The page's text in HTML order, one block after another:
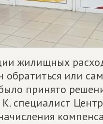
жилищных
обратиться или
принято
специалист